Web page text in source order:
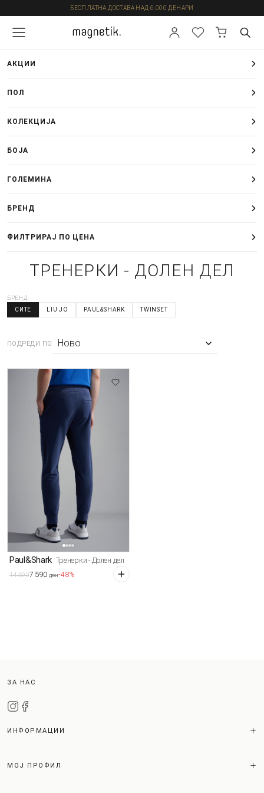
БЕСПЛАТНА ДОСТАВА НАД 6.000 ДЕНАРИ
АКЦИИ
ПОЛ
КОЛЕКЦИЈА
БОЈА
ГОЛЕМИНА
БРЕНД
ФИЛТРИРАЈ ПО ЦЕНА
ТРЕНЕРКИ - ДОЛЕН ДЕЛ
БРЕНД:
СИТЕ LIU JO PAUL&SHARK TWINSET
ПОДРЕДИ ПО
Paul&Shark Тренерки - Долен дел
14.6907.590 ден-48%
ЗА НАС
ИНФОРМАЦИИ
МОЈ ПРОФИЛ